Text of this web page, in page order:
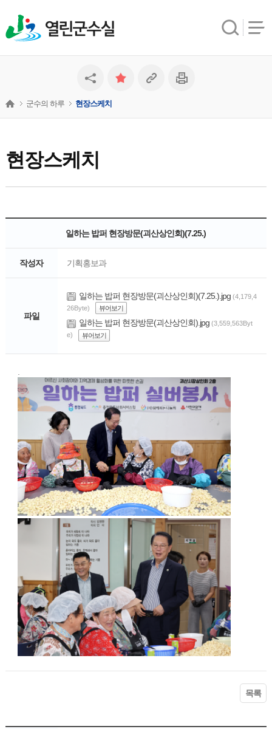
열린군수실
현장스케치
군수의 하루 현장스케치
일하는 밥퍼 현장방문(괴산상인회)(7.25.)
작성자 기획홍보과
파일
일하는 밥퍼 현장방문(괴산상인회)(7.25.).jpg (4,179,4
26Byte)
뷰어보기
일하는 밥퍼 현장방문(괴산상인회).jpg (3,559,563Byt
e)
뷰어보기
목록